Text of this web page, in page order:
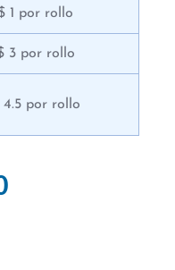
1 por rollo
3 por rollo
4.5 por rollo